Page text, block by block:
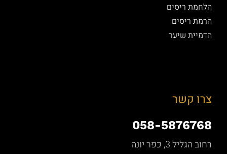
הלחמת ריסים
הרמת ריסים
הדמיית שיער
צרו קשר
058-5876768
רחוב הגליל 3, כפר יונה